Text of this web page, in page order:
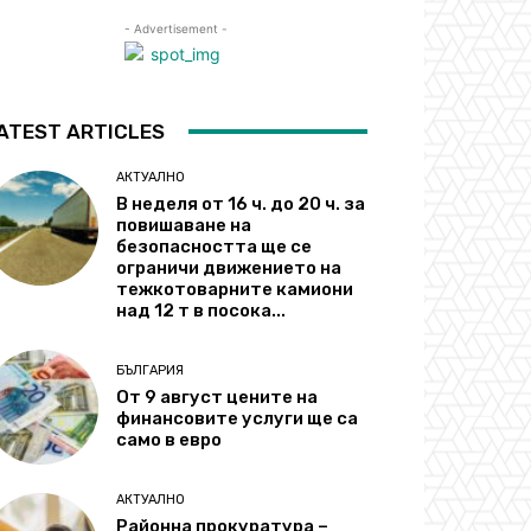
- Advertisement -
ARTICLES
АКТУАЛНО
В неделя от 16 ч. до 20 ч. за
повишаване на
безопасността ще се
ограничи движението на
тежкотоварните камиони
над 12 т в посока...
БЪЛГАРИЯ
От 9 август цените на
финансовите услуги ще са
само в евро
АКТУАЛНО
Районна прокуратура –